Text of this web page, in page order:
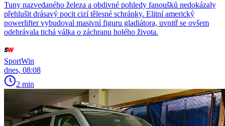
Tuny nazvedaného železa a obdivné pohledy fanoušků nedokázaly
přehlušit drásavý pocit cizí tělesné schránky. Elitní americký
powerlifter vybudoval masivní figuru gladiátora, uvnitř se ovšem
odehrávala tichá válka o záchranu holého života.
SportWin
dnes, 08:08
2 min